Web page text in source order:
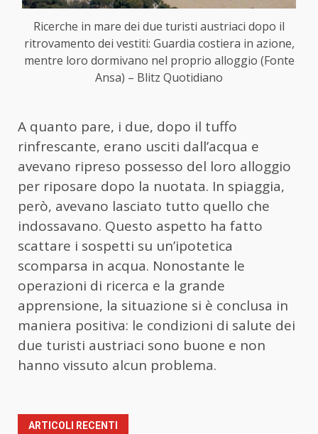
Ricerche in mare dei due turisti austriaci dopo il
ritrovamento dei vestiti: Guardia costiera in azione,
mentre loro dormivano nel proprio alloggio (Fonte
Ansa) – Blitz Quotidiano
A quanto pare, i due, dopo il tuffo
rinfrescante, erano usciti dall’acqua e
avevano ripreso possesso del loro alloggio
per riposare dopo la nuotata. In spiaggia,
però, avevano lasciato tutto quello che
indossavano. Questo aspetto ha fatto
scattare i sospetti su un’ipotetica
scomparsa in acqua. Nonostante le
operazioni di ricerca e la grande
apprensione, la situazione si è conclusa in
maniera positiva: le condizioni di salute dei
due turisti austriaci sono buone e non
hanno vissuto alcun problema.
ARTICOLI RECENTI